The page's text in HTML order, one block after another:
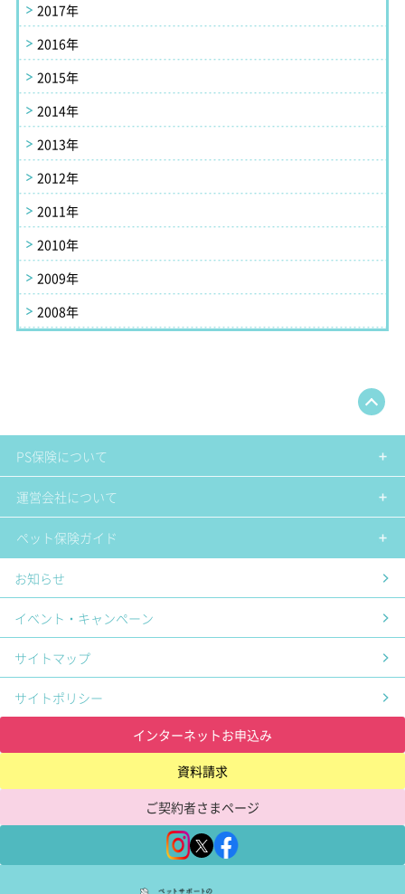
2017年
2016年
2015年
2014年
2013年
2012年
2011年
2010年
2009年
2008年
PS保険について
運営会社について
ペット保険ガイド
お知らせ
イベント・キャンペーン
サイトマップ
サイトポリシー
インターネットお申込み
資料請求
ご契約者さまページ